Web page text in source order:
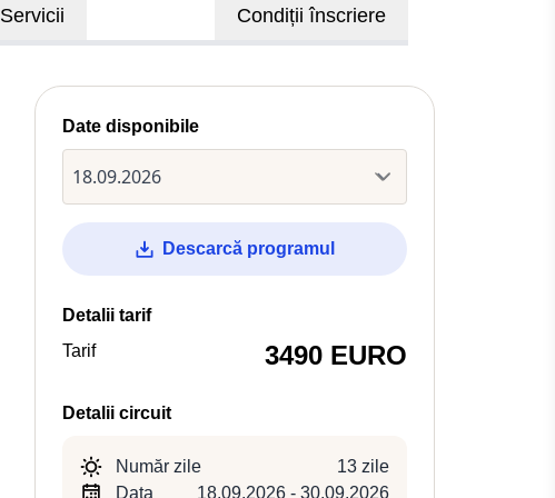
Servicii Condiții înscriere
Date disponibile
Descarcă programul
Detalii tarif
Tarif
3490 EURO
Detalii circuit
Număr zile
13 zile
Data
18.09.2026 - 30.09.2026